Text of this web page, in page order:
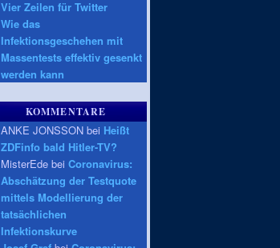
Vier Zeilen für Twitter
Wie das
Infektionsgeschehen mit
Massentests effektiv gesenkt
werden kann
KOMMENTARE
ANKE JONSSON bei Heißt
ZDFinfo bald Hitler-TV?
MisterEde bei Coronavirus:
Abschätzung der Testquote
mittels Modellierung der
tatsächlichen
Infektionskurve